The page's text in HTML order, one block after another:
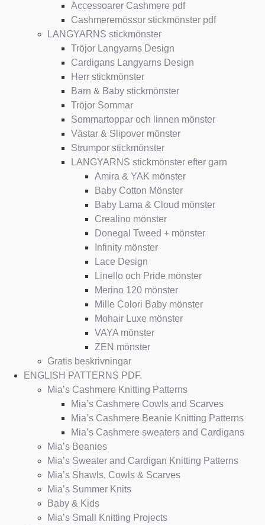
Accessoarer Cashmere pdf
Cashmeremössor stickmönster pdf
LANGYARNS stickmönster
Tröjor Langyarns Design
Cardigans Langyarns Design
Herr stickmönster
Barn & Baby stickmönster
Tröjor Sommar
Sommartoppar och linnen mönster
Västar & Slipover mönster
Strumpor stickmönster
LANGYARNS stickmönster efter garn
Amira & YAK mönster
Baby Cotton Mönster
Baby Lama & Cloud mönster
Crealino mönster
Donegal Tweed + mönster
Infinity mönster
Lace Design
Linello och Pride mönster
Merino 120 mönster
Mille Colori Baby mönster
Mohair Luxe mönster
VAYA mönster
ZEN mönster
Gratis beskrivningar
ENGLISH PATTERNS PDF.
Mia’s Cashmere Knitting Patterns
Mia’s Cashmere Cowls and Scarves
Mia’s Cashmere Beanie Knitting Patterns
Mia’s Cashmere sweaters and Cardigans
Mia’s Beanies
Mia’s Sweater and Cardigan Knitting Patterns
Mia’s Shawls, Cowls & Scarves
Mia’s Summer Knits
Baby & Kids
Mia’s Small Knitting Projects